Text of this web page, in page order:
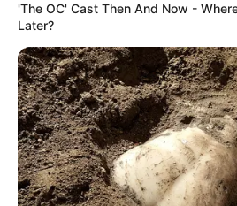
ΑΙΤΗΜΑ ΑΠΑΓΟΡΕΥΣΗΣ
ΣΤΗΝ ΔΕΗ Α.Ε ΝΑ ΠΡΟΒΕΙ ΣΕ
ΔΙΑΚΟΠΗ ΗΛΕΚΤΡΟΔΟΤΗΣΗΣ
του
'The OC' Cast Then And Now -
Later?